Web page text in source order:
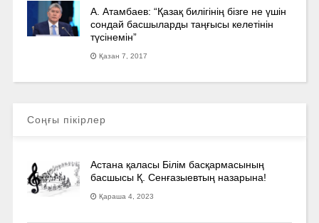
А. Атамбаев: “Қазақ билігінің бізге не үшін
сондай басшыларды таңғысы келетінін
түсінемін”
Қазан 7, 2017
Соңғы пікірлер
Астана қаласы Білім басқармасының
басшысы Қ. Сенғазыевтың назарына!
Қараша 4, 2023